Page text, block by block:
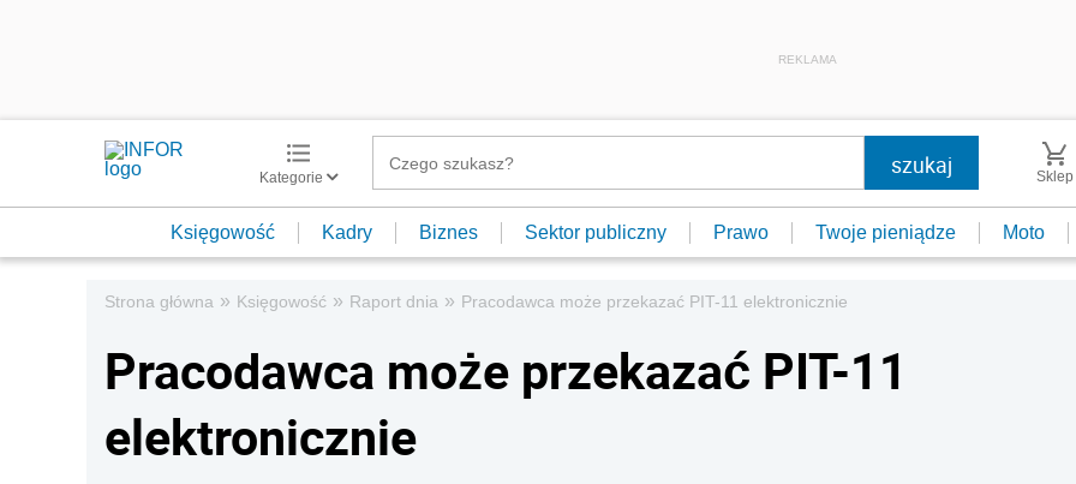
REKLAMA
Kategorie Sklep
Księgowość Kadry Biznes Sektor publiczny Prawo Twoje pieniądze Moto
Strona główna » Księgowość » Raport dnia » Pracodawca może przekazać PIT-11 elektronicznie
Pracodawca może przekazać PIT-11
elektronicznie